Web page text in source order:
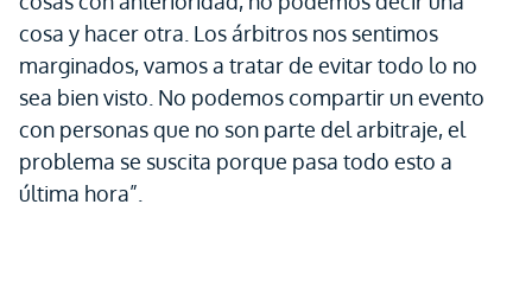
cosa y hacer otra. Los árbitros nos sentimos
marginados, vamos a tratar de evitar todo lo no
sea bien visto. No podemos compartir un evento
con personas que no son parte del arbitraje, el
problema se suscita porque pasa todo esto a
última hora”.